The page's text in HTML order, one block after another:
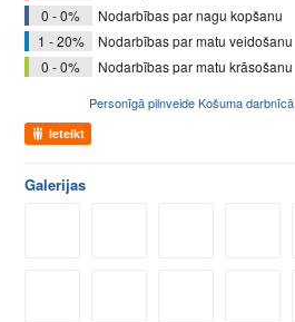
0 - 0%
Nodarbības par nagu kopšanu
1 - 20%
Nodarbības par matu veidošanu
0 - 0%
Nodarbības par matu krāsošanu
Personīgā pilnveide Košuma darbnīcā
Ieteikt
Galerijas